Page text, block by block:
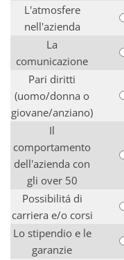
L'atmosfere
nell'azienda
La
comunicazione
Pari diritti
(uomo/donna o
giovane/anziano)
Il
comportamento
dell'azienda con
gli over 50
Possibilitá di
carriera e/o corsi
Lo stipendio e le
garanzie